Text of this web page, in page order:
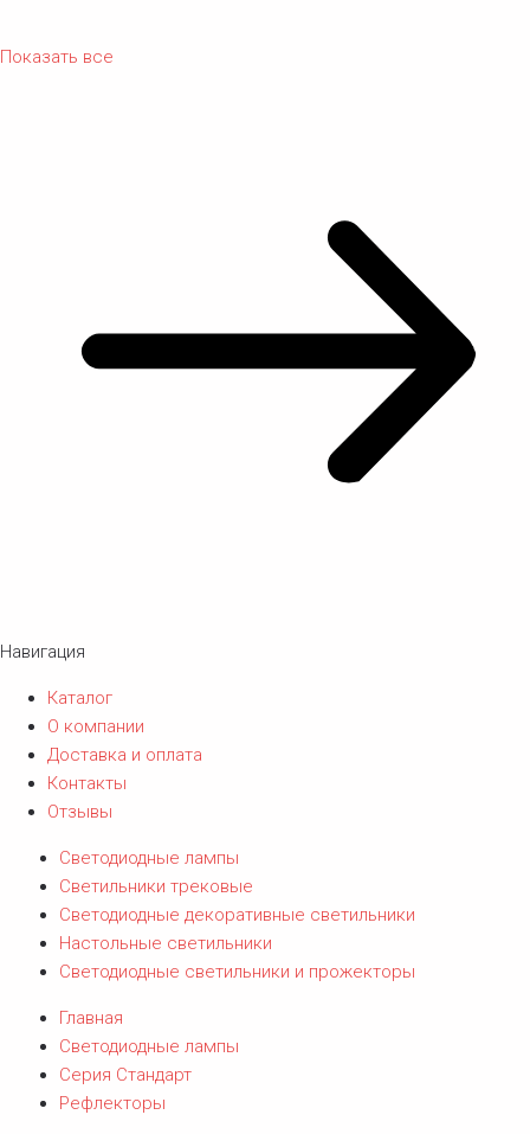
Показать все
Навигация
Каталог
О компании
Доставка и оплата
Контакты
Отзывы
Светодиодные лампы
Светильники трековые
Светодиодные декоративные светильники
Настольные светильники
Светодиодные светильники и прожекторы
Главная
Светодиодные лампы
Серия Стандарт
Рефлекторы